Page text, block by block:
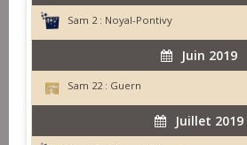
Sam 2 : Noyal-Pontivy
Juin 2019
Sam 22 : Guern
Juillet 2019